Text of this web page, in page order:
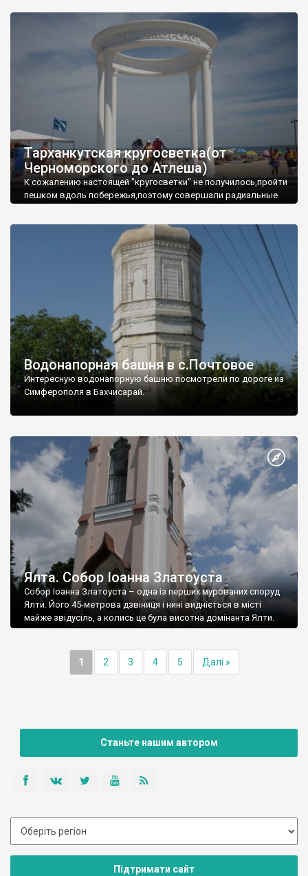
Тарханкутская кругосветка(от
Черноморского до Атлеша)
К сожалению настоящей "кругосветки" не получилось,пройти
пешком вдоль побережья,поэтому совершали радиальные
Водонапорная башня в с.Почтовое
Интересную водонапорную башню посмотрели по дороге из
Симферополя в Бахчисарай.
Ялта. Собор Іоанна Златоуста
Собор Іоанна Златоуста – одна із перших мурованих споруд
Ялти. Його 45-метрова дзвіниця і нині видніється в місті
майже звідусіль, а колись це була висотна домінанта Ялти.
1 2 3 4 5 Далі »
Станьте нашим автором
Підтримати сайт